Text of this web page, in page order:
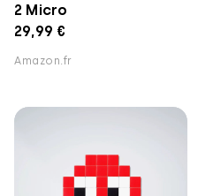
2 Micro
29,99 €
Amazon.fr